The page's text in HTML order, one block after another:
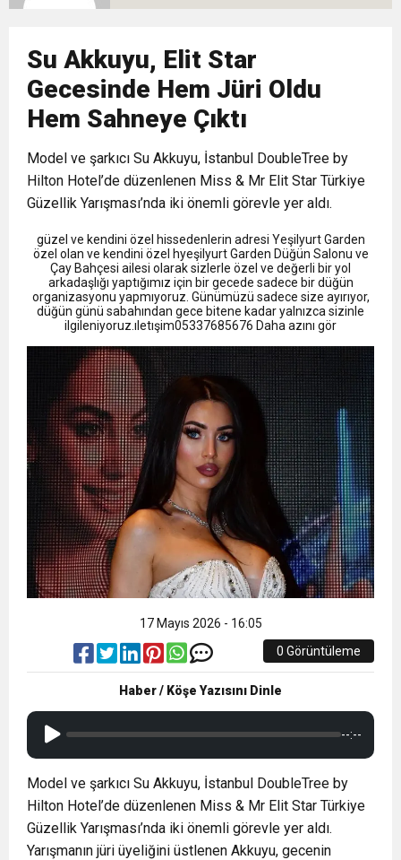
Tamamladı
18:59 Trabzonspor Mitongo Transferini KAP’a Bildirdi
22:58 Trabzonspor, Salah Transferinin Maliyetini
KAP’a Bildirdi
Su Akkuyu, Elit Star
Gecesinde Hem Jüri Oldu
Hem Sahneye Çıktı
Model ve şarkıcı Su Akkuyu, İstanbul DoubleTree by
Hilton Hotel’de düzenlenen Miss & Mr Elit Star Türkiye
Güzellik Yarışması’nda iki önemli görevle yer aldı.
güzel ve kendini özel hissedenlerin adresi Yeşilyurt Garden
özel olan ve kendini özel hyeşilyurt Garden Düğün Salonu ve
Çay Bahçesi ailesi olarak sizlerle özel ve değerli bir yol
arkadaşlığı yaptığımız için bir gecede sadece bir düğün
organizasyonu yapmıyoruz. Günümüzü sadece size ayırıyor,
düğün günü sabahından gece bitene kadar yalnızca sizinle
ilgileniyoruz.ıletışim05337685676 Daha azını gör
17 Mayıs 2026 - 16:05
0 Görüntüleme
Haber / Köşe Yazısını Dinle
--:--
Model ve şarkıcı Su Akkuyu, İstanbul DoubleTree by
Hilton Hotel’de düzenlenen Miss & Mr Elit Star Türkiye
Güzellik Yarışması’nda iki önemli görevle yer aldı.
Yarışmanın jüri üyeliğini üstlenen Akkuyu, gecenin